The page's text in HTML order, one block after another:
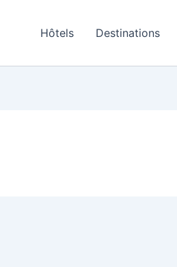
Hôtels Destinations